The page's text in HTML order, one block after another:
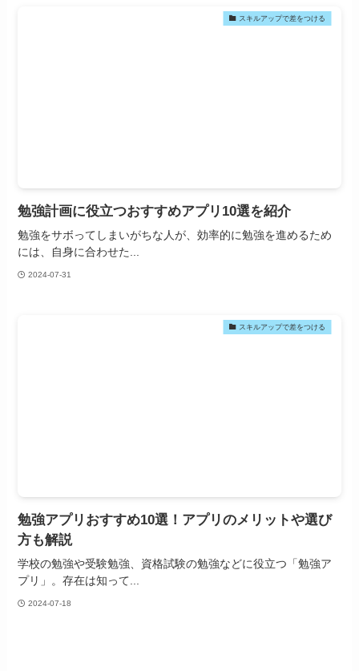
スキルアップで差をつける
勉強計画に役立つおすすめアプリ10選を紹介
勉強をサボってしまいがちな人が、効率的に勉強を進めるため
には、自身に合わせた...
2024-07-31
スキルアップで差をつける
勉強アプリおすすめ10選！アプリのメリットや選び
方も解説
学校の勉強や受験勉強、資格試験の勉強などに役立つ「勉強ア
プリ」。存在は知って...
2024-07-18